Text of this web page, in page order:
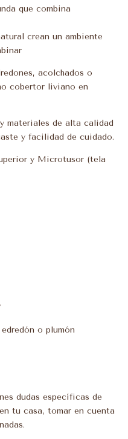
que combina
crean un ambiente
acolchados o
cobertor liviano en
materiales de alta calidad
y facilidad de cuidado.
y Microtusor (tela
o plumón
dudas específicas de
tu casa, tomar en cuenta